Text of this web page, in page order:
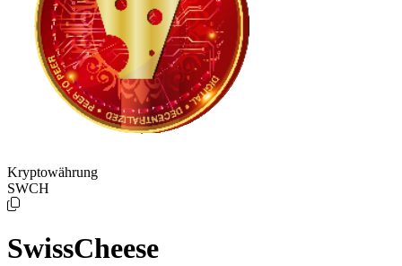
Kryptowährung
SWCH
SwissCheese